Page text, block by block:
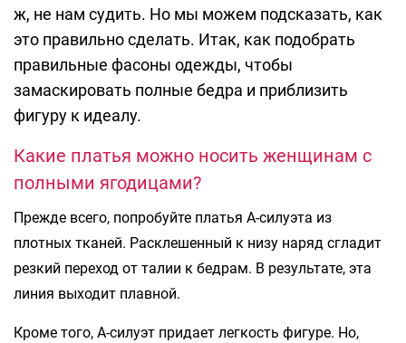
ж, не нам судить. Но мы можем подсказать, как
это правильно сделать. Итак, как подобрать
правильные фасоны одежды, чтобы
замаскировать полные бедра и приблизить
фигуру к идеалу.
Какие платья можно носить женщинам с
полными ягодицами?
Прежде всего, попробуйте платья А-силуэта из
плотных тканей. Расклешенный к низу наряд сгладит
резкий переход от талии к бедрам. В результате, эта
линия выходит плавной.
Кроме того, А-силуэт придает легкость фигуре. Но,